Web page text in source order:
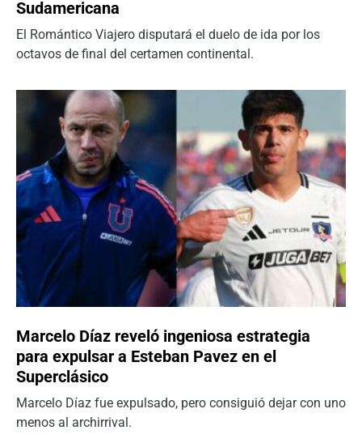
Sudamericana
El Romántico Viajero disputará el duelo de ida por los
octavos de final del certamen continental.
Marcelo Díaz reveló ingeniosa estrategia
para expulsar a Esteban Pavez en el
Superclásico
Marcelo Díaz fue expulsado, pero consiguió dejar con uno
menos al archirrival.